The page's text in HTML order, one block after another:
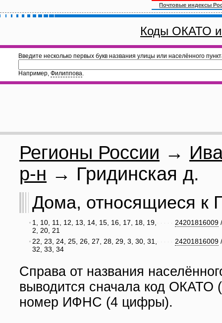
Почтовые индексы
Коды ОКАТО
Введите несколько первых букв названия улицы или населённого
Например, Филиппова.
Регионы России →
р-н → Гридинская д.
Дома, относящиеся к
24201816009
1, 10, 11, 12, 13, 14, 15, 16, 17, 18, 19,
2, 20, 21
24201816009
22, 23, 24, 25, 26, 27, 28, 29, 3, 30, 31,
32, 33, 34
Справа от названия
выводится сначала код ОКАТО
номер ИФНС (4 цифры).